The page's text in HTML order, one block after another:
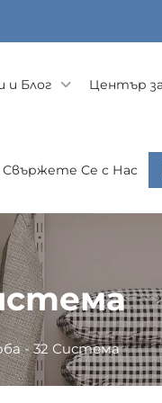
и Блог Център
Свържете Се с Нас
- 32 Система